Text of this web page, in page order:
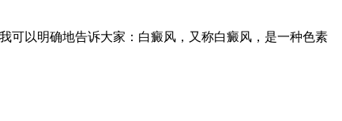
可以明确地告诉大家：白癜风，又称白癜风，是一种色素